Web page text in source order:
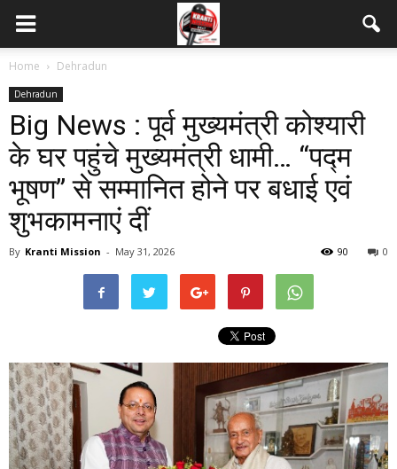
Home Dehradun
Dehradun
Big News : पूर्व मुख्यमंत्री कोश्यारी
के घर पहुंचे मुख्यमंत्री धामी… “पद्म
भूषण” से सम्मानित होने पर बधाई एवं
शुभकामनाएं दीं
By Kranti Mission - May 31, 2026 0
90